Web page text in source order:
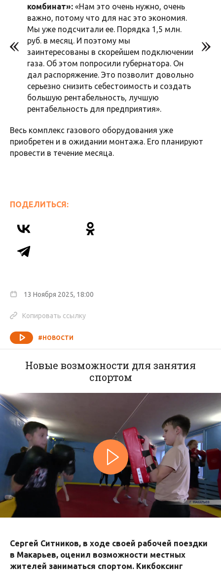
комбинат»: «Нам это очень нужно, очень
важно, потому что для нас это экономия.
Мы уже подсчитали ее. Порядка 1,5 млн.
руб. в месяц. И поэтому мы
заинтересованы в скорейшем подключении
газа. Об этом попросили губернатора. Он
дал распоряжение. Это позволит довольно
серьезно снизить себестоимость и создать
большую рентабельность, лучшую
рентабельность для предприятия».
Весь комплекс газового оборудования уже
приобретен и в ожидании монтажа. Его планируют
провести в течение месяца.
ПОДЕЛИТЬСЯ:
13 Ноября 2025, 18:00
Копировать ссылку
#НОВОСТИ
Новые возможности для занятия
спортом
Сергей Ситников, в ходе своей рабочей поездки
в Макарьев, оценил возможности местных
жителей заниматься спортом. Кикбоксинг